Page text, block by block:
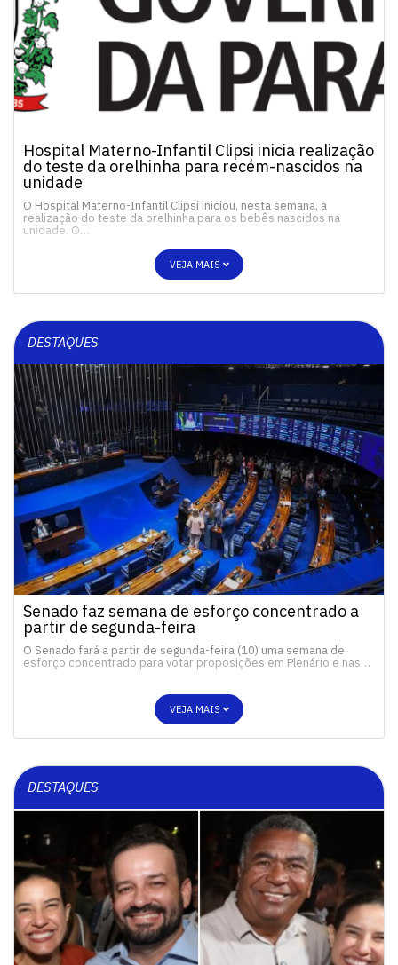
Hospital Materno-Infantil Clipsi inicia realização
do teste da orelhinha para recém-nascidos na
unidade
O Hospital Materno-Infantil Clipsi iniciou, nesta semana, a
realização do teste da orelhinha para os bebês nascidos na
unidade. O…
VEJA MAIS
DESTAQUES
Senado faz semana de esforço concentrado a
partir de segunda-feira
O Senado fará a partir de segunda-feira (10) uma semana de
esforço concentrado para votar proposições em Plenário e nas…
VEJA MAIS
DESTAQUES